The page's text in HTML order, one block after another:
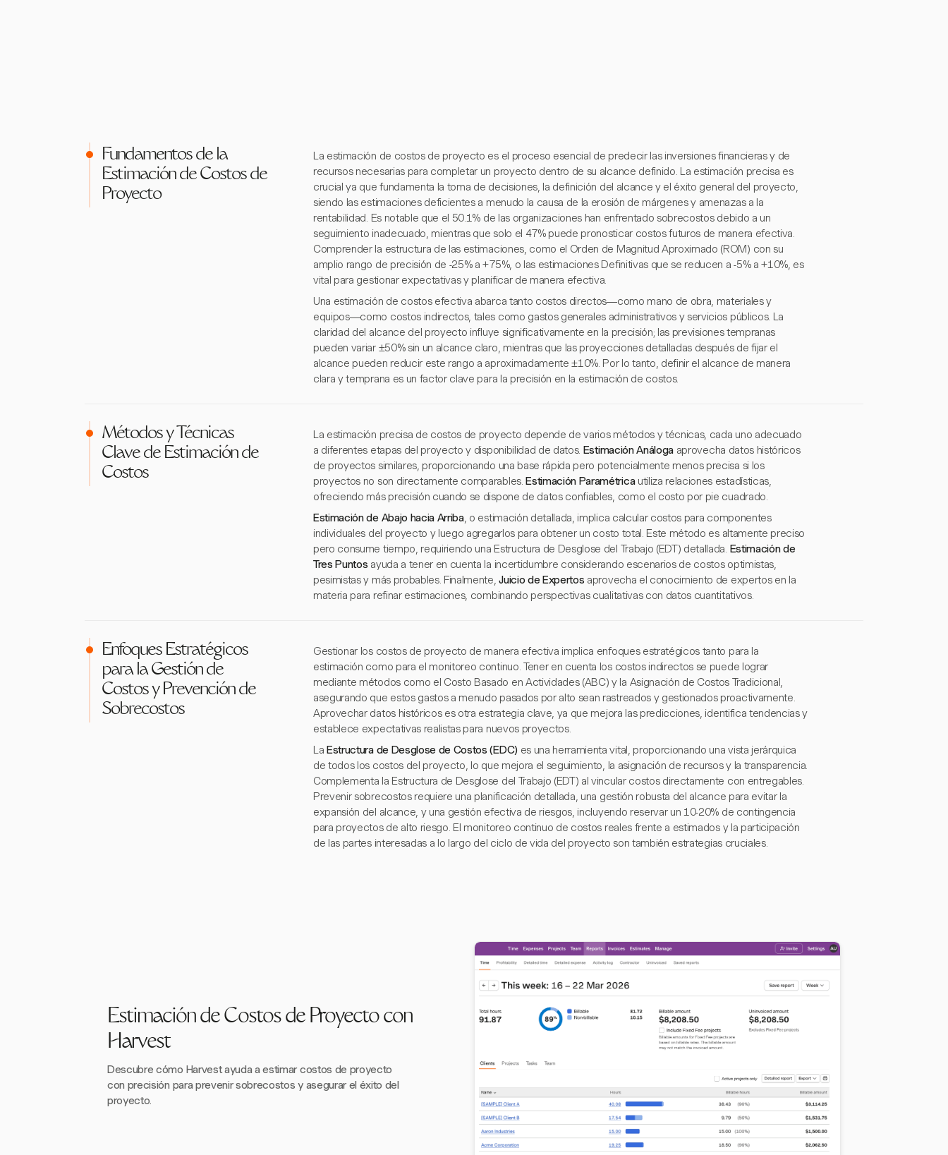
Fundamentos de la
Estimación de Costos de
Proyecto
La estimación de costos de proyecto es el proceso esencial de predecir las inversiones financieras y de
recursos necesarias para completar un proyecto dentro de su alcance definido. La estimación precisa es
crucial ya que fundamenta la toma de decisiones, la definición del alcance y el éxito general del proyecto,
siendo las estimaciones deficientes a menudo la causa de la erosión de márgenes y amenazas a la
rentabilidad. Es notable que el 50.1% de las organizaciones han enfrentado sobrecostos debido a un
seguimiento inadecuado, mientras que solo el 47% puede pronosticar costos futuros de manera efectiva.
Comprender la estructura de las estimaciones, como el Orden de Magnitud Aproximado (ROM) con su
amplio rango de precisión de -25% a +75%, o las estimaciones Definitivas que se reducen a -5% a +10%, es
vital para gestionar expectativas y planificar de manera efectiva.
Una estimación de costos efectiva abarca tanto costos directos—como mano de obra, materiales y
equipos—como costos indirectos, tales como gastos generales administrativos y servicios públicos. La
claridad del alcance del proyecto influye significativamente en la precisión; las previsiones tempranas
pueden variar ±50% sin un alcance claro, mientras que las proyecciones detalladas después de fijar el
alcance pueden reducir este rango a aproximadamente ±10%. Por lo tanto, definir el alcance de manera
clara y temprana es un factor clave para la precisión en la estimación de costos.
Métodos y Técnicas
Clave de Estimación de
Costos
La estimación precisa de costos de proyecto depende de varios métodos y técnicas, cada uno adecuado
a diferentes etapas del proyecto y disponibilidad de datos. Estimación Análoga aprovecha datos históricos
de proyectos similares, proporcionando una base rápida pero potencialmente menos precisa si los
proyectos no son directamente comparables.Estimación Paramétricautiliza relaciones estadísticas,
ofreciendo más precisión cuando se dispone de datos confiables, como el costo por pie cuadrado.
Estimación de Abajo hacia Arriba, o estimación detallada, implica calcular costos para componentes
individuales del proyecto y luego agregarlos para obtener un costo total. Este método es altamente preciso
pero consume tiempo, requiriendo una Estructura de Desglose del Trabajo (EDT) detallada. Estimación de
Tres Puntos ayuda a tener en cuenta la incertidumbre considerando escenarios de costos optimistas,
pesimistas y más probables. Finalmente,Juicio de Expertos aprovecha el conocimiento de expertos en la
materia para refinar estimaciones, combinando perspectivas cualitativas con datos cuantitativos.
Enfoques Estratégicos
para la Gestión de
Costos y Prevención de
Sobrecostos
Gestionar los costos de proyecto de manera efectiva implica enfoques estratégicos tanto para la
estimación como para el monitoreo continuo. Tener en cuenta los costos indirectos se puede lograr
mediante métodos como el Costo Basado en Actividades (ABC) y la Asignación de Costos Tradicional,
asegurando que estos gastos a menudo pasados por alto sean rastreados y gestionados proactivamente.
Aprovechar datos históricos es otra estrategia clave, ya que mejora las predicciones, identifica tendencias y
establece expectativas realistas para nuevos proyectos.
LaEstructura de Desglose de Costos (EDC)es una herramienta vital, proporcionando una vista jerárquica
de todos los costos del proyecto, lo que mejora el seguimiento, la asignación de recursos y la transparencia.
Complementa la Estructura de Desglose del Trabajo (EDT) al vincular costos directamente con entregables.
Prevenir sobrecostos requiere una planificación detallada, una gestión robusta del alcance para evitar la
expansión del alcance, y una gestión efectiva de riesgos, incluyendo reservar un 10-20% de contingencia
para proyectos de alto riesgo. El monitoreo continuo de costos reales frente a estimados y la participación
de las partes interesadas a lo largo del ciclo de vida del proyecto son también estrategias cruciales.
Estimación de Costos de Proyecto con
Harvest
Descubre cómo Harvest ayuda a estimar costos de proyecto
con precisión para prevenir sobrecostos y asegurar el éxito del
proyecto.